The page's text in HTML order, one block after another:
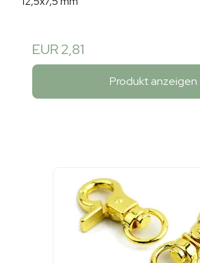
EUR 2,81
Produkt anzeigen